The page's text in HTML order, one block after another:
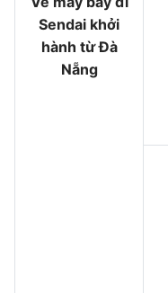
Sendai khởi
hành từ Đà
Nẵng